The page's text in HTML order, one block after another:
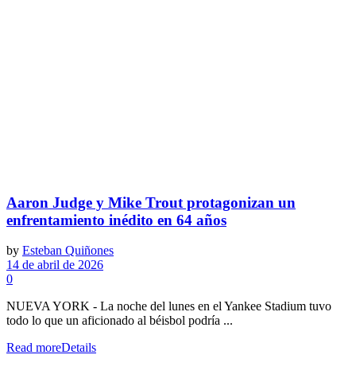
Aaron Judge y Mike Trout protagonizan un
enfrentamiento inédito en 64 años
by Esteban Quiñones
14 de abril de 2026
0
NUEVA YORK - La noche del lunes en el Yankee Stadium tuvo
todo lo que un aficionado al béisbol podría ...
Read moreDetails